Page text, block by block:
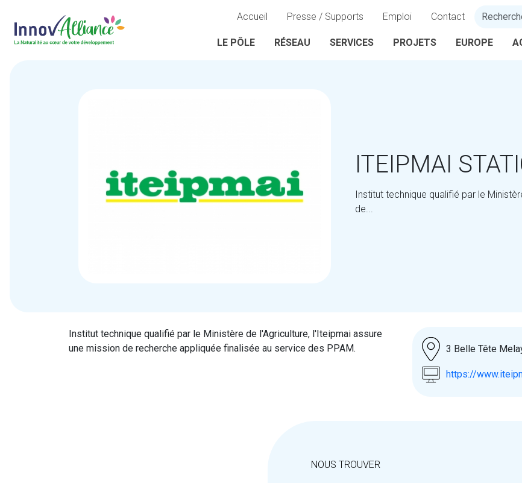
Accueil Presse / Supports Emploi Contact
LE PÔLE RÉSEAU SERVICES PROJETS EUROPE
ITEIPMAI
Institut technique qualifié par le
de...
Institut technique qualifié par le Ministère de l'Agriculture, l'Iteipmai assure
une mission de recherche appliquée finalisée au service des PPAM.
3 Belle Tête
https://
NOUS TROUVER